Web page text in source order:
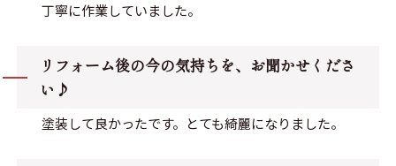
丁寧に作業していました。
リフォーム後の今の気持ちを、お聞かせくださ
い♪
塗装して良かったです。とても綺麗になりました。